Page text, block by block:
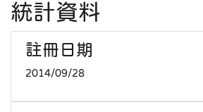
統計資料
註冊日期
2014/09/28